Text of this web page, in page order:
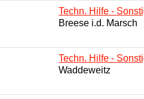
Techn. Hilfe -
Breese i.d. Marsch
Techn. Hilfe -
Waddeweitz